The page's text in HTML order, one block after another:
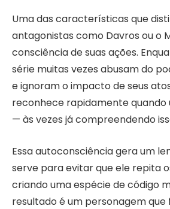
Uma das características que
antagonistas como Davros ou o
consciência de suas ações.
série muitas vezes abusam do
e ignoram o impacto de seus
reconhece rapidamente quando
— às vezes já compreendendo
Essa autoconsciência gera um
serve para evitar que ele repita
criando uma espécie de código
resultado é um personagem